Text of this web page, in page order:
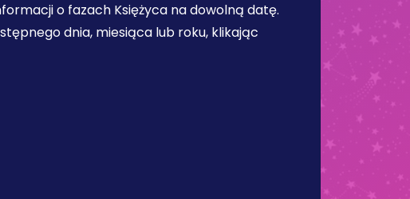
o fazach Księżyca na dowolną datę.
dnia, miesiąca lub roku, klikając